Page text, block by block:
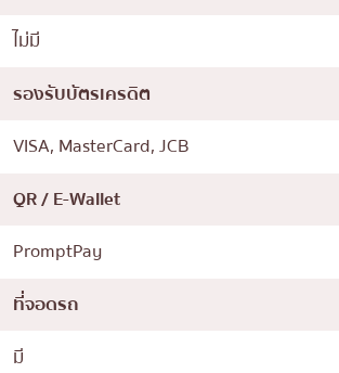
ไม่มี
รองรับบัตรเครดิต
VISA, MasterCard, JCB
QR / E-Wallet
PromptPay
ที่จอดรถ
มี